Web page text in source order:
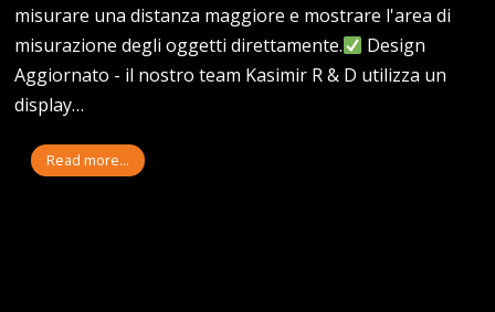
misurare una distanza maggiore e mostrare l'area di
misurazione degli oggetti direttamente.
Design
Aggiornato - il nostro team Kasimir R & D utilizza un
display…
Read more...